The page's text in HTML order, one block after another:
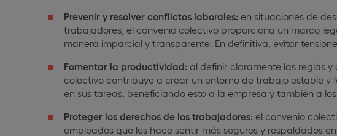
Prevenir y resolver conflictos laborales: en situaciones de
trabajadores, el convenio colectivo proporciona un marco
manera imparcial y transparente. En definitiva, evitar
Fomentar la productividad: al definir claramente las reglas
colectivo contribuye a crear un entorno de trabajo estable y
en sus tareas, beneficiando esto a la empresa y también a
Proteger los derechos de los trabajadores: el convenio
empleados que les hace sentir más seguros y respaldados